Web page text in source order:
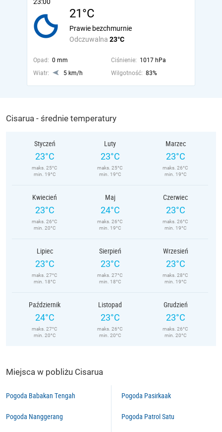
21°C
Odczuwalna 23°C
Prawie bezchmurnie
Opad: 0 mm Ciśnienie: 1017 hPa
Wiatr:
5 km/h Wilgotność: 83%
Cisarua - średnie temperatury
Styczeń
23°C
maks. 25°C
min. 19°C
Luty
23°C
maks. 25°C
min. 19°C
Marzec
23°C
maks. 26°C
min. 19°C
Kwiecień
23°C
maks. 26°C
min. 20°C
Maj
24°C
maks. 26°C
min. 19°C
Czerwiec
23°C
maks. 26°C
min. 19°C
Lipiec
23°C
maks. 27°C
min. 18°C
Sierpień
23°C
maks. 27°C
min. 18°C
Wrzesień
23°C
maks. 28°C
min. 19°C
Październik
24°C
maks. 27°C
min. 20°C
Listopad
23°C
maks. 26°C
min. 20°C
Grudzień
23°C
maks. 26°C
min. 20°C
Miejsca w pobliżu Cisarua
Pogoda Babakan Tengah
Pogoda Nanggerang
Pogoda Pasirkaak
Pogoda Patrol Satu